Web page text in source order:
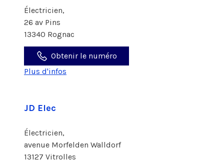
Électricien,
26 av Pins
13340 Rognac
Obtenir le numéro
Plus d'infos
JD Elec
Électricien,
avenue Morfelden Walldorf
13127 Vitrolles